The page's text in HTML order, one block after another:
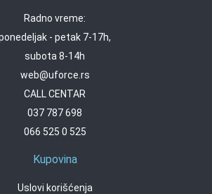
Radno vreme:
- petak 7-17h,
subota 8-14h
web@uforce.rs
CALL CENTAR
037 787 698
066 525 0 525
Kupovina
Uslovi korišćenja